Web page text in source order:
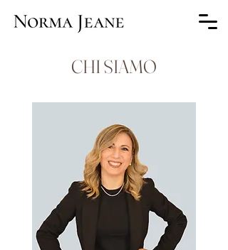
CHI SIAMO